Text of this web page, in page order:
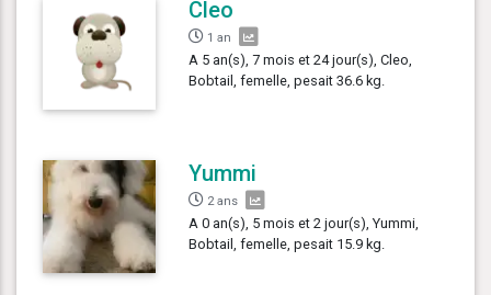
Cleo
1 an
A 5 an(s), 7 mois et 24 jour(s), Cleo,
Bobtail, femelle, pesait 36.6 kg.
Yummi
2 ans
A 0 an(s), 5 mois et 2 jour(s), Yummi,
Bobtail, femelle, pesait 15.9 kg.